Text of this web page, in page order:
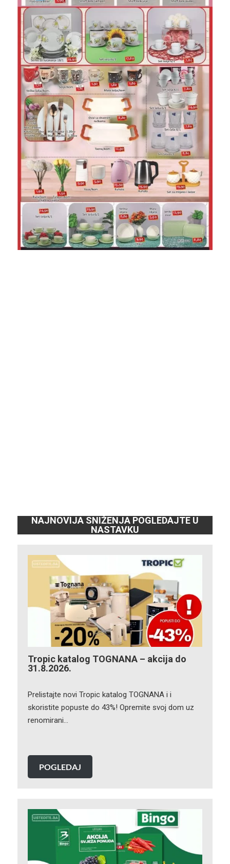
NAJNOVIJA SNIŽENJA POGLEDAJTE U
NASTAVKU
Tropic katalog TOGNANA – akcija do
31.8.2026.
Prelistajte novi Tropic katalog TOGNANA i i
skoristite popuste do 43%! Opremite svoj dom uz
renomirani…
POGLEDAJ